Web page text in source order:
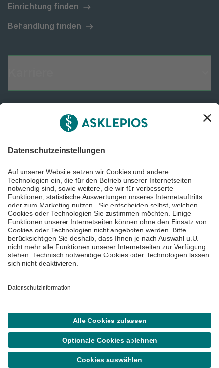
Menü
SucheTermin
Einrichtung finden
Behandlung finden
Informiert bleiben
Impressum
Datenschutzinformationen
Barrierefreiheit
©Asklepios Kliniken GmbH & Co. KGaA 2026